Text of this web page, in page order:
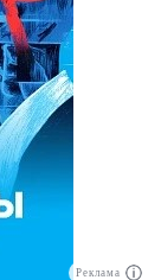
Реклама